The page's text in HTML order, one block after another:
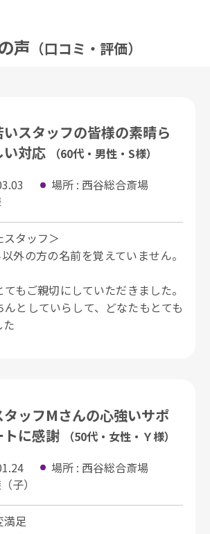
声 （⼝コミ・評価）
いスタッフの皆様の素晴ら
い対応
（60代・男性・S様）
場所 : 西谷総合斎場
タッフ＞
外の方の名前を覚えていません。
もご親切にしていただきました。
んとしていらして、どなたもとても
た
タッフMさんの心強いサポ
トに感謝
（50代・女性・Ｙ様）
場所 : 西谷総合斎場
子）
満足